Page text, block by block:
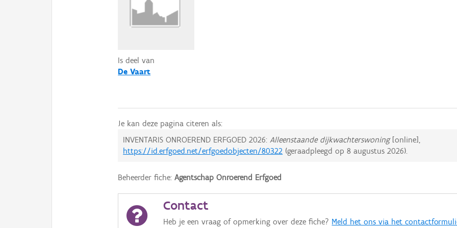
Is deel van
De Vaart
Je kan deze pagina citeren als:
INVENTARIS ONROEREND ERFGOED 2026:Alleenstaande dijkwachterswoning[online],
https://id.erfgoed.net/erfgoedobjecten/80322 (geraadpleegd op8 augustus 2026).
Beheerder fiche:Agentschap Onroerend Erfgoed
Contact
Heb je een vraag of opmerking over deze fiche? Meld het ons via het